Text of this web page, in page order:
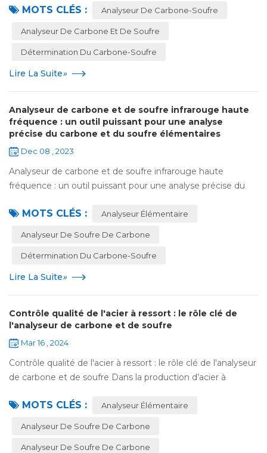
et de soufre infrarouge à h...
MOTS CLÉS : Analyseur De Carbone-Soufre
Analyseur De Carbone Et De Soufre
Détermination Du Carbone-Soufre
Lire La Suite»
Analyseur de carbone et de soufre infrarouge haute
fréquence : un outil puissant pour une analyse
précise du carbone et du soufre élémentaires
Dec 08 , 2023
Analyseur de carbone et de soufre infrarouge haute
fréquence : un outil puissant pour une analyse précise du
matériaux et la production industriel...
MOTS CLÉS : Analyseur Élémentaire
Analyseur De Soufre De Carbone
Détermination Du Carbone-Soufre
Lire La Suite»
Contrôle qualité de l'acier à ressort : le rôle clé de
l'analyseur de carbone et de soufre
Mar 16 , 2024
Contrôle qualité de l'acier à ressort : le rôle clé de l'analyseur
de carbone et de soufre Dans la production d’acier à
garantir les perfor...
MOTS CLÉS : Analyseur Élémentaire
Analyseur De Soufre De Carbone
Analyseur De Soufre De Carbone